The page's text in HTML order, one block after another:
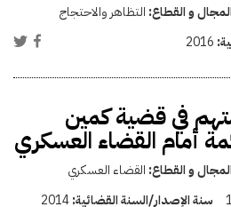
المجال و القطاع: التظاهر والاحتجاج
2016
إحالة 14 متهم في قضية كمين
أمام القضاء العسكري
المجال و القطاع: القضاء العسكري
1 سنة الإصدار/السنة القضائية:2014